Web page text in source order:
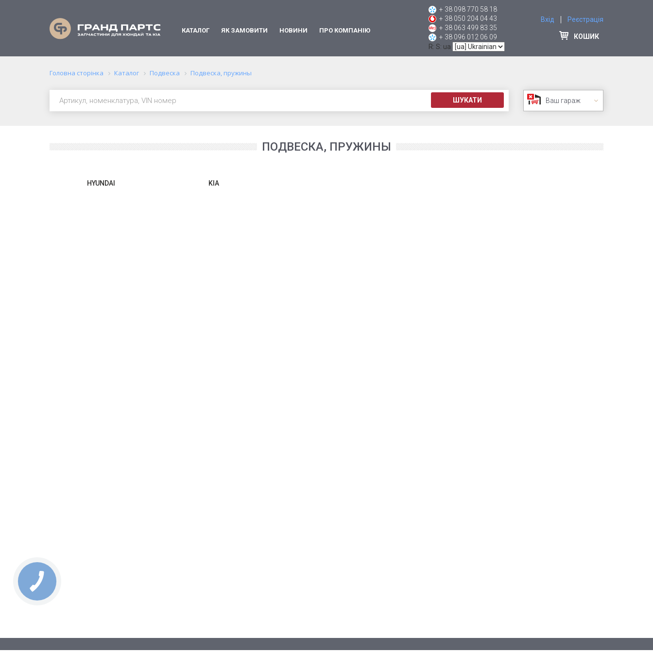
КАТАЛОГ ЯК ЗАМОВИТИ НОВИНИ ПРО КОМПАНІЮ
+ 38 098 770 58 18
+ 38 050 204 04 43
+ 38 063 499 83 35
+ 38 096 012 06 09
R: S: ua
Вхід Реєстрація
КОШИК
Головна сторінка Каталог Подвеска Подвеска, пружины
ШУКАТИ Ваш гараж
ПОДВЕСКА, ПРУЖИНЫ
HYUNDAI KIA